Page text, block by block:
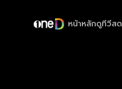
หน้าหลักดูทีวีสด